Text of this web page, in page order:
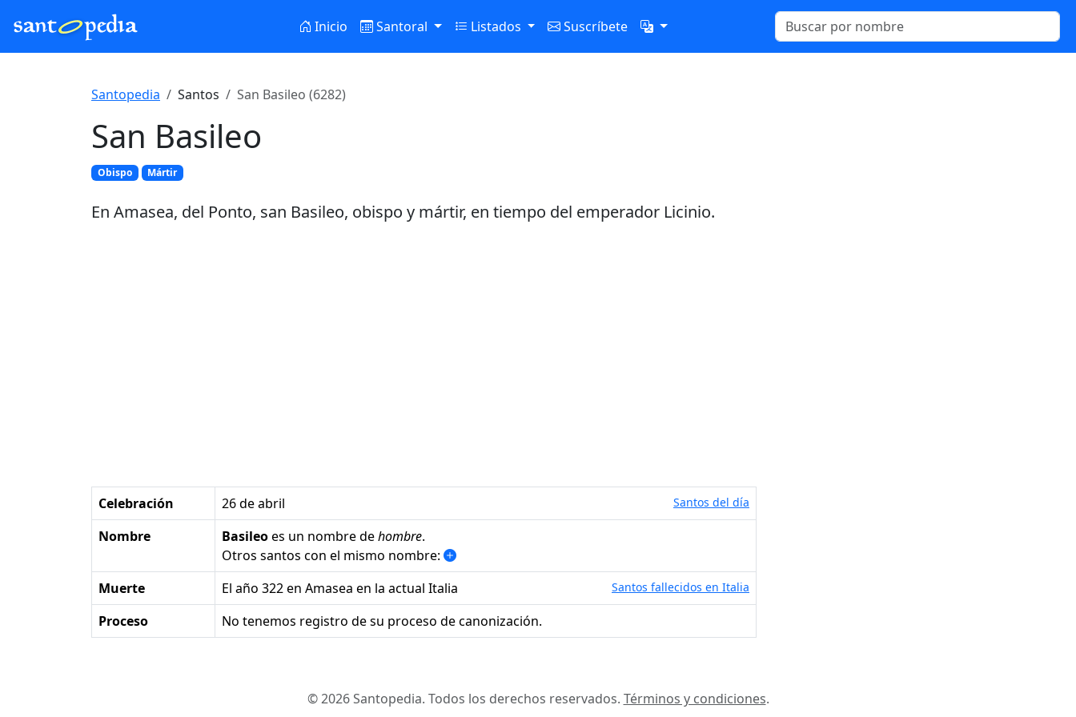
Inicio Santoral Listados Suscríbete
Santopedia Santos San Basileo (6282)
San Basileo
Obispo Mártir
En Amasea, del Ponto, san Basileo, obispo y mártir, en tiempo del emperador Licinio.
Celebración 26 de abril Santos del día
Nombre Basileoes un nombre dehombre.
Otros santos con el mismo nombre:
Muerte
el año 322 en Amasea en la actual Italia Santos fallecidos en Italia
Proceso No tenemos registro de su proceso de canonización.
© 2026 Santopedia. Todos los derechos reservados. Términos y condiciones.